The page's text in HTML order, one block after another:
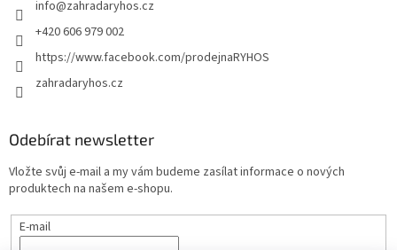
info@zahradaryhos.cz
+420 606 979 002
https://www.facebook.com/prodejnaRYHOS
zahradaryhos.cz
Odebírat newsletter
Vložte svůj e-mail a my vám budeme zasílat informace o nových
produktech na našem e-shopu.
E-mail